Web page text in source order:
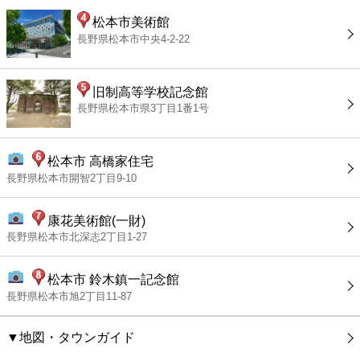
松本市美術館
長野県松本市中央4-2-22
旧制高等学校記念館
長野県松本市県3丁目1番1号
松本市 高橋家住宅
長野県松本市開智2丁目9-10
康花美術館(一財)
長野県松本市北深志2丁目1-27
松本市 鈴木鎮一記念館
長野県松本市旭2丁目11-87
▼地図・タウンガイド